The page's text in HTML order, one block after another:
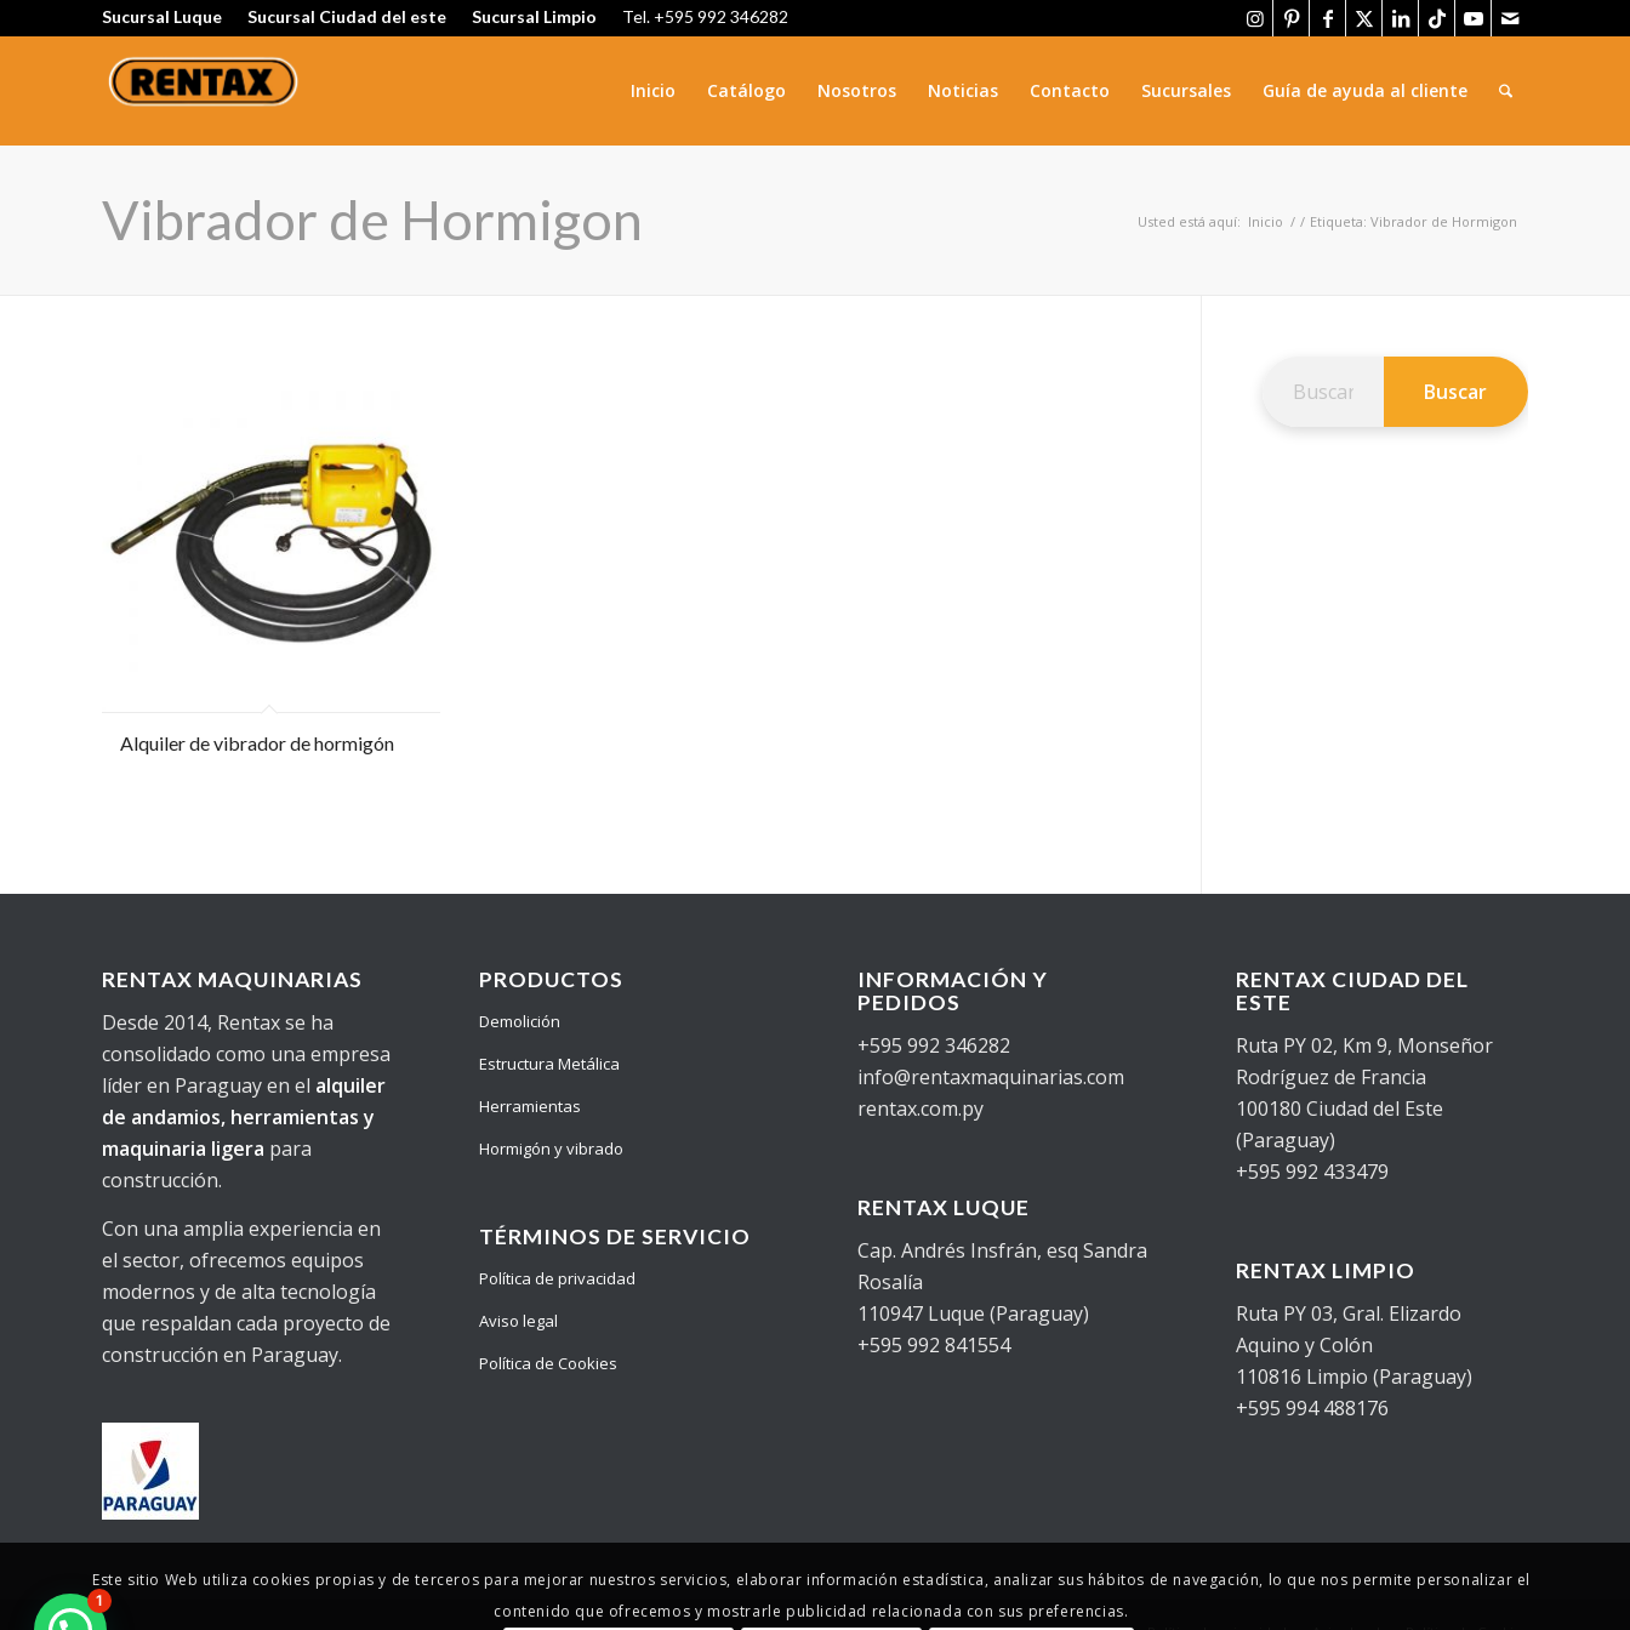
Sucursal Luque Sucursal Ciudad del este Sucursal Limpio Tel. +595 992 346282
Inicio Catálogo Nosotros Noticias Contacto Sucursales Guía de ayuda al cliente
Vibrador de Hormigon Usted está aquí: Inicio / / Etiqueta: Vibrador de Hormigon
Alquiler de vibrador de hormigón
RENTAX MAQUINARIAS
Desde 2014, Rentax se ha
consolidado como una empresa
líder en Paraguay en el alquiler
de andamios, herramientas y
maquinaria ligera para
construcción.
Con una amplia experiencia en
el sector, ofrecemos equipos
modernos y de alta tecnología
que respaldan cada proyecto de
construcción en Paraguay.
PRODUCTOS
Demolición
Estructura Metálica
Herramientas
Hormigón y vibrado
TÉRMINOS DE SERVICIO
Política de privacidad
Aviso legal
Política de Cookies
INFORMACIÓN Y
PEDIDOS
+595 992 346282
info@rentaxmaquinarias.com
rentax.com.py
RENTAX LUQUE
Cap. Andrés Insfrán, esq Sandra
Rosalía
110947 Luque (Paraguay)
+595 992 841554
RENTAX CIUDAD DEL
ESTE
Ruta PY 02, Km 9, Monseñor
Rodríguez de Francia
100180 Ciudad del Este
(Paraguay)
+595 992 433479
RENTAX LIMPIO
Ruta PY 03, Gral. Elizardo
Aquino y Colón
110816 Limpio (Paraguay)
+595 994 488176
Este sitio Web utiliza cookies propias y de terceros para mejorar nuestros servicios, elaborar información estadística, analizar sus hábitos de navegación, lo que nos permite personalizar el
contenido que ofrecemos y mostrarle publicidad relacionada con sus preferencias.
1